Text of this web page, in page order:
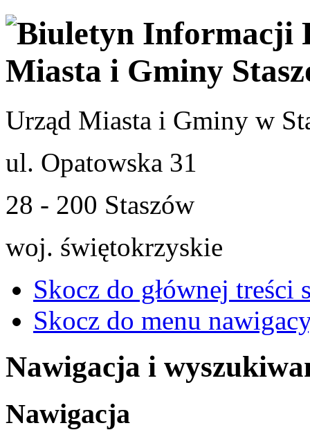
Urząd Miasta i Gminy w
ul. Opatowska 31
28 - 200 Staszów
woj. świętokrzyskie
Skocz do głównej treści
Skocz do menu
Nawigacja i
Nawigacja